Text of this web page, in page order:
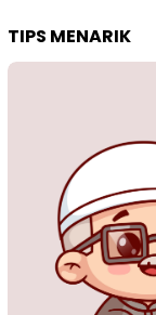
TIPS MENARIK